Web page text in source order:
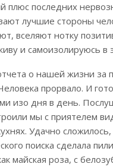
плюс последних
лучшие стороны
вселяют нотку
и самоизолируюсь
о нашей жизни за
прорвало. И
изо дня в день.
мы с приятелем
Удачно
поиска сделала
майская роза, с